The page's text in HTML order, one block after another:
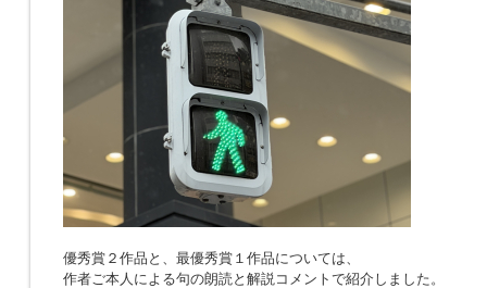
優秀賞２作品と、最優秀賞１作品については、
作者ご本人による句の朗読と解説コメントで紹介しました。